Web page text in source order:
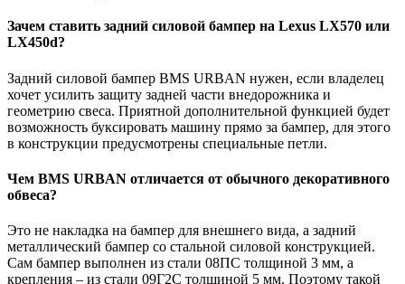
Зачем ставить задний силовой бампер на Lexus LX570 или
LX450d?
Задний силовой бампер BMS URBAN нужен, если владелец
хочет усилить защиту задней части внедорожника и
геометрию свеса. Приятной дополнительной функцией будет
возможность буксировать машину прямо за бампер, для этого
в конструкции предусмотрены специальные петли.
Чем BMS URBAN отличается от обычного декоративного
обвеса?
Это не накладка на бампер для внешнего вида, а задний
металлический бампер со стальной силовой конструкцией.
Сам бампер выполнен из стали 08ПС толщиной 3 мм, а
крепления – из стали 09Г2С толщиной 5 мм. Поэтому такой